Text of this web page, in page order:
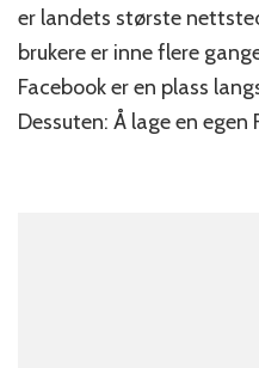
er landets største
brukere er inne flere
Facebook er en plass
Dessuten: Å lage en